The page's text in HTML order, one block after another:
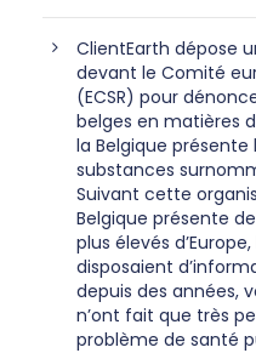
ClientEarth dépose
devant le Comité
(ECSR) pour
belges en matières
la Belgique présente
substances
Suivant cette
Belgique présente
plus élevés
disposaient
depuis des années,
n’ont fait que très
problème de santé